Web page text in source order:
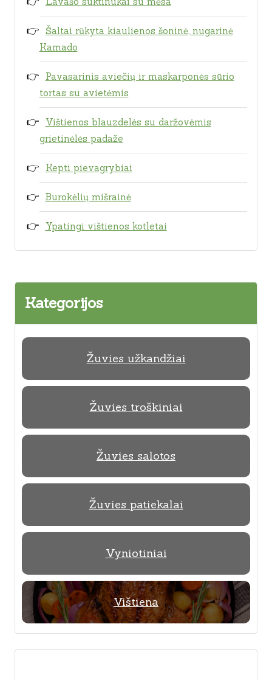
Šaltai rūkyta kiaulienos šoninė, nugarinė
Kamado
Pavasarinis aviečių ir maskarponės sūrio
tortas su avietėmis
Vištienos blauzdelės su daržovėmis
grietinėlės padaže
Kepti pievagrybiai
Burokėlių mišrainė
Ypatingi vištienos kotletai
Kategorijos
Žuvies užkandžiai
Žuvies troškiniai
Žuvies salotos
Žuvies patiekalai
Vyniotiniai
Vištiena